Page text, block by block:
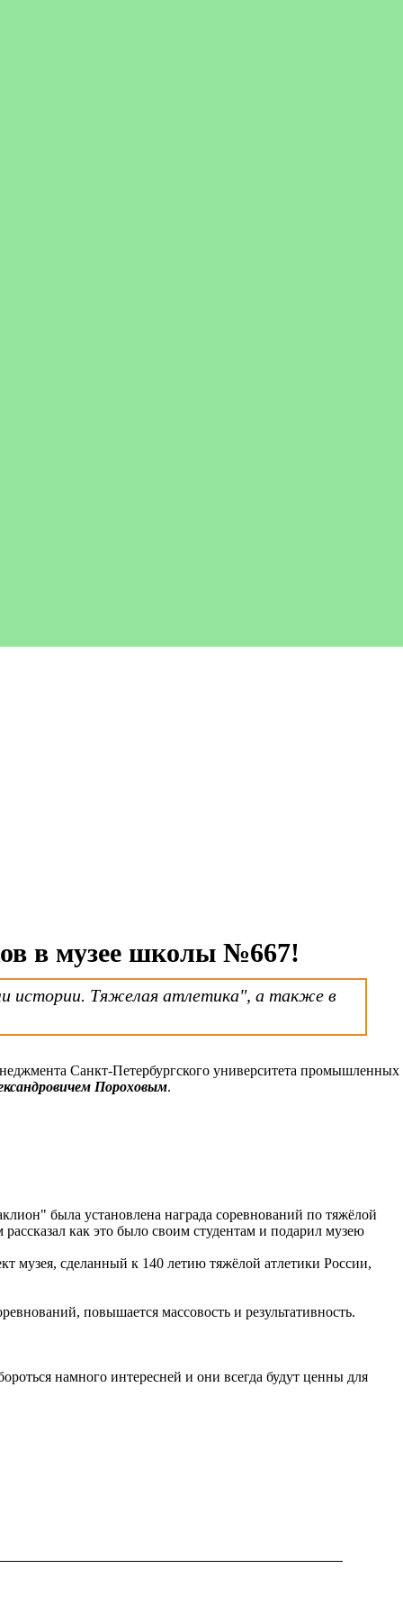
в музее школы №667!
истории. Тяжелая атлетика", а также в
Санкт-Петербургского университета промышленных
Пороховым.
была установлена награда соревнований по тяжёлой
как это было своим студентам и подарил музею
музея, сделанный к 140 летию тяжёлой атлетики России,
повышается массовость и результативность.
намного интересней и они всегда будут ценны для